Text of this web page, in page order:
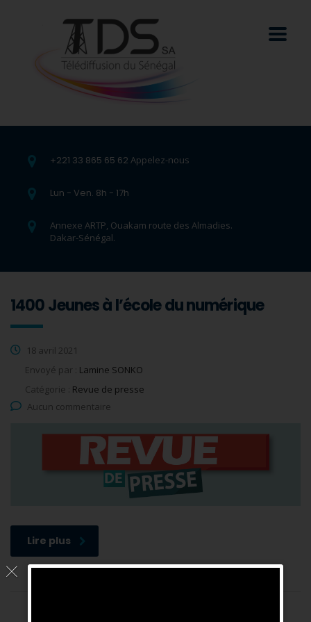
+221 33 865 65 62 Appelez-nous
Lun - Ven. 8h - 17h
Annexe ARTP, Ouakam route des Almadies.
Dakar-Sénégal.
1400 Jeunes à l’école du numérique
18 avril 2021
Envoyé par : Lamine SONKO
Catégorie : Revue de presse
Aucun commentaire
Lire plus